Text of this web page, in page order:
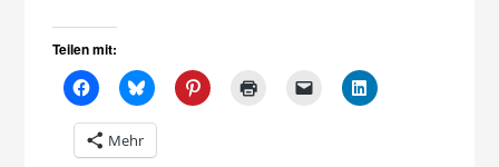
Teilen mit:
Mehr